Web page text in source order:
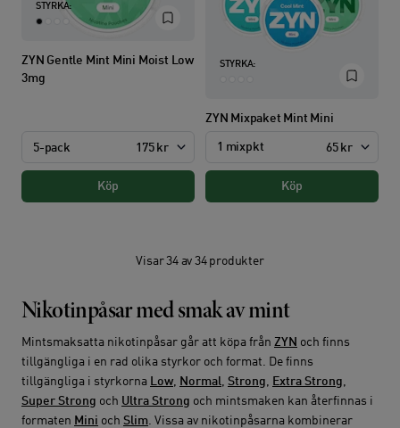
STYRKA:
ZYN Gentle Mint Mini Moist Low
3mg
5-pack 175 kr
Köp
STYRKA:
ZYN Mixpaket Mint Mini
1 mixpkt 65 kr
Köp
Visar 34 av 34 produkter
Nikotinpåsar med smak av mint
Mintsmaksatta nikotinpåsar går att köpa från ZYN och finns
tillgängliga i en rad olika styrkor och format. De finns
tillgängliga i styrkorna
Low Normal Strong Extra Strong
Super Strong och Ultra Strong och mintsmaken kan återfinnas i
formaten Mini och Slim . Vissa av nikotinpåsarna kombinerar